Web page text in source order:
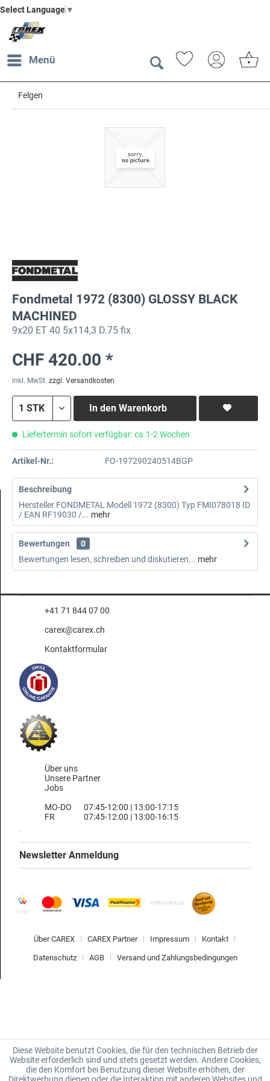
Select Language ▼
Menü
Felgen
Fondmetal 1972 (8300) GLOSSY BLACK
MACHINED
9x20 ET 40 5x114,3 D.75 fix
CHF 420.00 *
inkl. MwSt. zzgl. Versandkosten
In den Warenkorb
Liefertermin sofort verfügbar: ca.1-2 Wochen
Artikel-Nr.: FO-197290240514BGP
Beschreibung
Hersteller FONDMETAL Modell 1972 (8300) Typ FMI078018 ID
/ EAN RF19030 /... mehr
Bewertungen
0
Bewertungen lesen, schreiben und diskutieren... mehr
+41 71 844 07 00
carex@carex.ch
Kontaktformular
Über uns
Unsere Partner
Jobs
MO-DO
FR
07:45-12:00 | 13:00-17:15
07:45-12:00 | 13:00-16:15
Newsletter Anmeldung
Über CAREX CAREX Partner Impressum Kontakt
Datenschutz AGB Versand und Zahlungsbedingungen
Diese Website benutzt Cookies, die für den technischen Betrieb der
Website erforderlich sind und stets gesetzt werden. Andere Cookies,
die den Komfort bei Benutzung dieser Website erhöhen, der